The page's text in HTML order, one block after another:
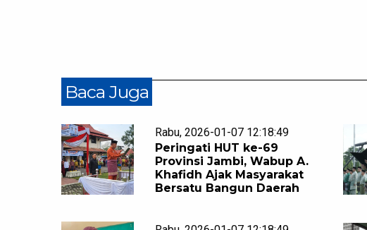
Baca Juga
Rabu, 2026-01-07 12:18:49
Peringati HUT ke-69
Provinsi Jambi, Wabup A.
Khafidh Ajak Masyarakat
Bersatu Bangun Daerah